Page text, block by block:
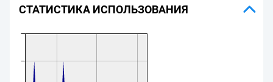
СТАТИСТИКА ИСПОЛЬЗОВАНИЯ